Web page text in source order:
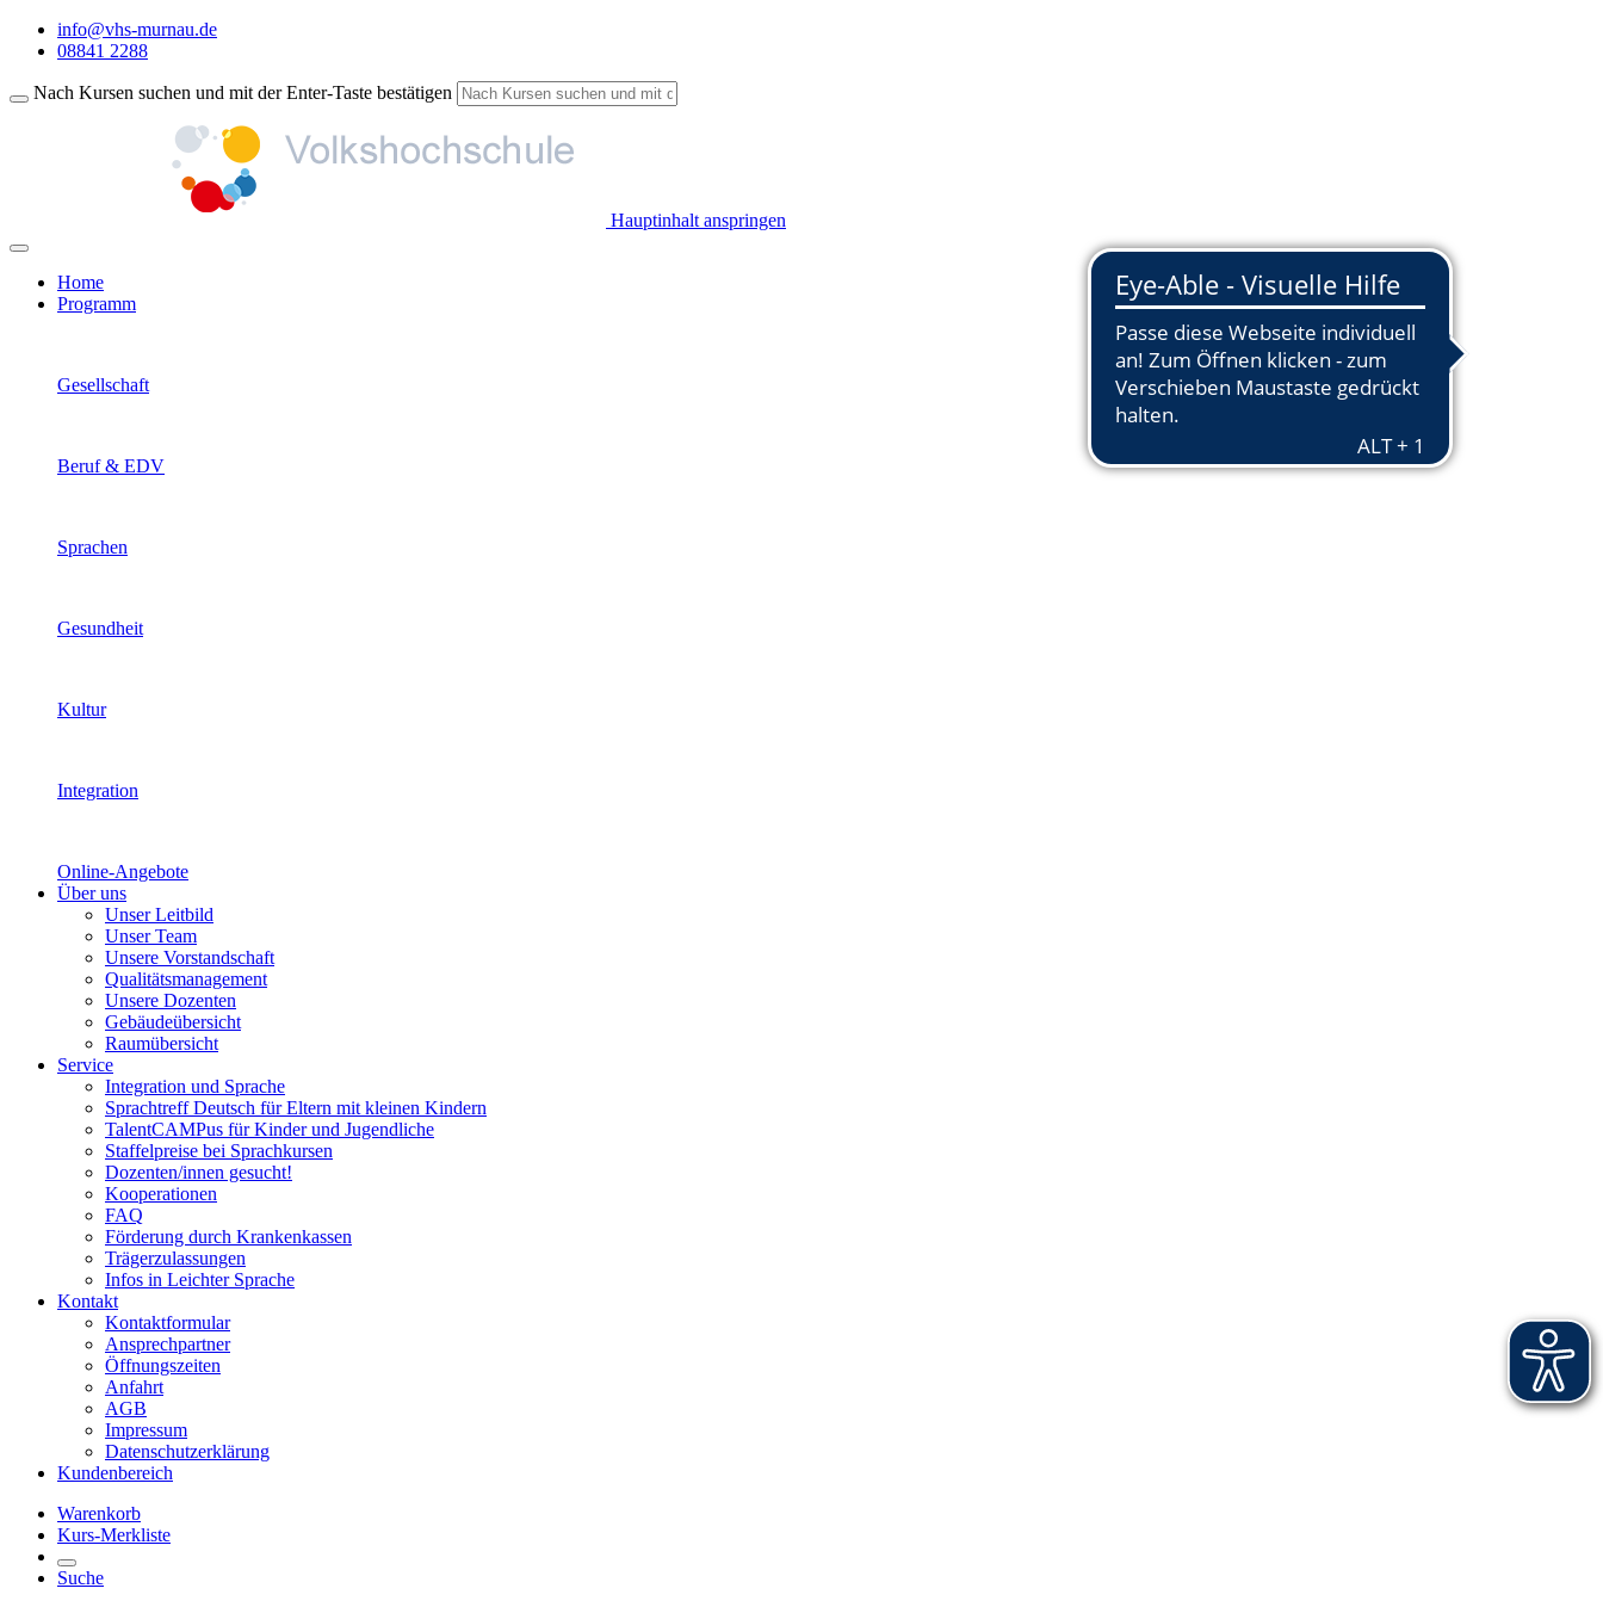
info@vhs-murnau.de
08841 2288
Nach Kursen suchen und mit der Enter-Taste bestätigen
Hauptinhalt anspringen
Home
Programm
Gesellschaft
Beruf & EDV
Sprachen
Gesundheit
Kultur
Integration
Online-Angebote
Über uns
Unser Leitbild
Unser Team
Unsere Vorstandschaft
Qualitätsmanagement
Unsere Dozenten
Gebäudeübersicht
Raumübersicht
Service
Integration und Sprache
Sprachtreff Deutsch für Eltern mit kleinen Kindern
TalentCAMPus für Kinder und Jugendliche
Staffelpreise bei Sprachkursen
Dozenten/innen gesucht!
Kooperationen
FAQ
Förderung durch Krankenkassen
Trägerzulassungen
Infos in Leichter Sprache
Kontakt
Kontaktformular
Ansprechpartner
Öffnungszeiten
Anfahrt
AGB
Impressum
Datenschutzerklärung
Kundenbereich
Warenkorb
Kurs-Merkliste
Suche